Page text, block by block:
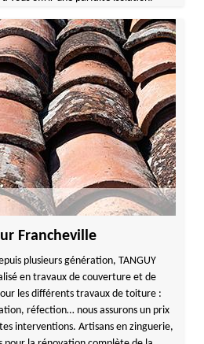
Francheville
plusieurs génération, TANGUY
en travaux de couverture et de
les différents travaux de toiture :
réfection… nous assurons un prix
interventions. Artisans en zinguerie,